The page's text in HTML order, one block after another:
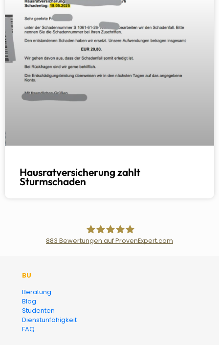
Hausratversicherung zahlt
Sturmschaden
883 Bewertungen auf ProvenExpert.com
BU
Beratung
Blog
Studenten
Dienstunfähigkeit
FAQ